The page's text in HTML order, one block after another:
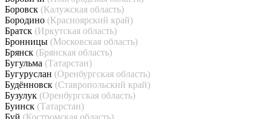
Боровск (Калужская область)
Бородино (Красноярский край)
Братск (Иркутская область)
Бронницы (Московская область)
Брянск (Брянская область)
Бугульма (Татарстан)
Бугуруслан (Оренбургская область)
Будённовск (Ставропольский край)
Бузулук (Оренбургская область)
Буинск (Татарстан)